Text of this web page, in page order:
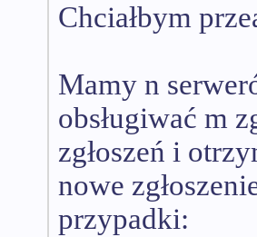
Chciałbym
Mamy n
obsługiwać m
zgłoszeń i
nowe
przypadki: